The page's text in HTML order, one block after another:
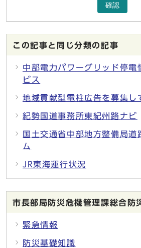
確認
この記事と同じ分類の記事
中部電力パワーグリッド停電
ビス
地域貢献型電柱広告を募集し
紀勢国道事務所東紀州路ナビ
国土交通省中部地方整備局道
ム
JR東海運行状況
市長部局防災危機管理課総合防
緊急情報
防災基礎知識